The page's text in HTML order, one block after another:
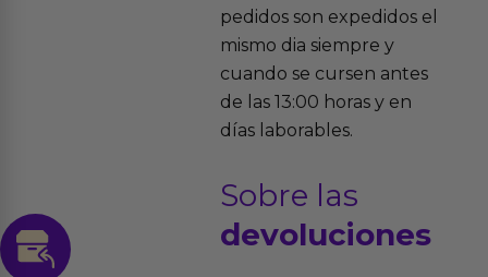
pedidos son expedidos el
mismo dia siempre y
cuando se cursen antes
de las 13:00 horas y en
días laborables.
Sobre las
devoluciones